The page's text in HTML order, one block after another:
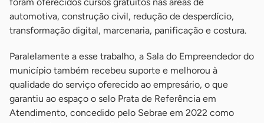
automotiva, construção civil, redução de desperdício,
transformação digital, marcenaria, panificação e costura.
Paralelamente a esse trabalho, a Sala do Empreendedor do
município também recebeu suporte e melhorou à
qualidade do serviço oferecido ao empresário, o que
garantiu ao espaço o selo Prata de Referência em
Atendimento, concedido pelo Sebrae em 2022 como